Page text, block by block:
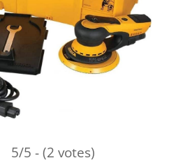
5/5 - (2 votes)